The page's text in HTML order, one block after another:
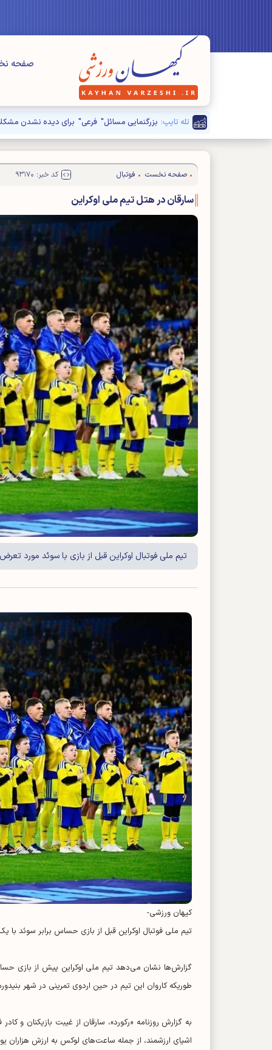
صفحه
تله تایپ:
صفحه نخست فوتبال کد خبر: ۹۳۱۷۰
سارقان در هتل تیم ملی اوکراین
تیم ملی فوتبال اوکراین قبل از بازی با سوئد مورد
کیهان ورزشی-
تیم ملی فوتبال اوکراین قبل از بازی حساس برابر سوئد با
طوریکه کاروان این تیم در حین اردوی تمرینی در شهر
به گزارش روزنامه «رکورد»، سارقان از غیبت بازیکنان و
اشیای ارزشمند، از جمله ساعت‌های لوکس به ارزش هزاران